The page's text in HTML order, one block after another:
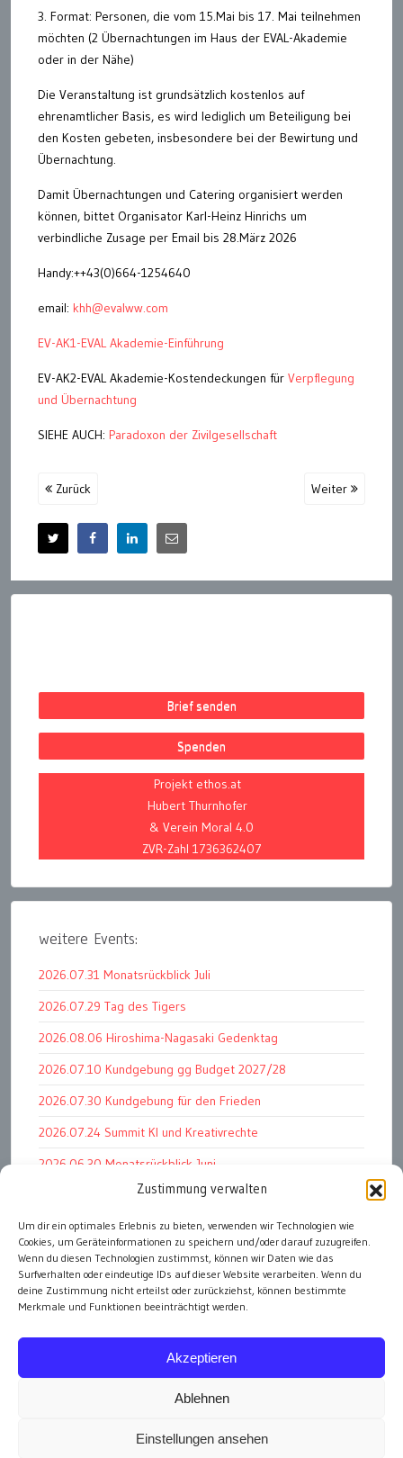
Zustimmung verwalten
Um dir ein optimales Erlebnis zu bieten, verwenden wir Technologien wie
Cookies, um Geräteinformationen zu speichern und/oder darauf zuzugreifen.
Wenn du diesen Technologien zustimmst, können wir Daten wie das
Surfverhalten oder eindeutige IDs auf dieser Website verarbeiten. Wenn du
deine Zustimmung nicht erteilst oder zurückziehst, können bestimmte
Merkmale und Funktionen beeinträchtigt werden.
Akzeptieren
Ablehnen
Einstellungen ansehen
3. Format: Personen, die vom 15.Mai bis 17. Mai teilnehmen
möchten (2 Übernachtungen im Haus der EVAL-Akademie
oder in der Nähe)
Die Veranstaltung ist grundsätzlich kostenlos auf
ehrenamtlicher Basis, es wird lediglich um Beteiligung bei
den Kosten gebeten, insbesondere bei der Bewirtung und
Übernachtung.
Damit Übernachtungen und Catering organisiert werden
können, bittet Organisator Karl-Heinz Hinrichs um
verbindliche Zusage per Email bis 28.März 2026
Handy:++43(0)664-1254640
email: khh@evalww.com
EV-AK1-EVAL Akademie-Einführung
EV-AK2-EVAL Akademie-Kostendeckungen für Verpflegung
und Übernachtung
SIEHE AUCH: Paradoxon der Zivilgesellschaft
Zurück Weiter
Brief senden
Spenden
Projekt ethos.at
Hubert Thurnhofer
& Verein Moral 4.0
ZVR-Zahl 1736362407
weitere Events:
2026.07.31 Monatsrückblick Juli
2026.07.29 Tag des Tigers
2026.08.06 Hiroshima-Nagasaki Gedenktag
2026.07.10 Kundgebung gg Budget 2027/28
2026.07.30 Kundgebung für den Frieden
2026.07.24 Summit KI und Kreativrechte
2026.06.30 Monatsrückblick Juni
2026.07.11 Worauf es letztlich ankommt
2026.07.01 Markenwert Studie 2026
2026.07.07 Open Space im Weltmuseum
alle Events
Impressum